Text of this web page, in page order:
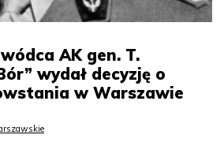
AK gen. T.
wydał decyzję o
w Warszawie